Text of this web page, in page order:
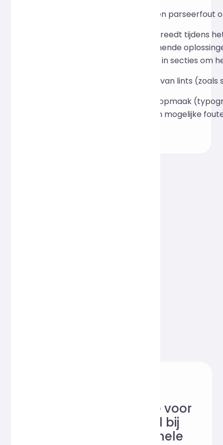
Wat moet ik doen als er een parseerfout
Als er een syntaxisfout optreedt tijdens
aangegeven. Veelvoorkomende
het opmaken van de code in secties om
Waarin verschilt deze tool van lints
Prettier richt zich op codeopmaak
(naamgeving, duplicatie en mogelijke
Betrouwbare website voor
online tools, geliefd bij
gebruikers over de hele